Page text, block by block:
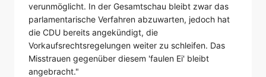
verunmöglicht. In der Gesamtschau bleibt zwar das
parlamentarische Verfahren abzuwarten, jedoch hat
die CDU bereits angekündigt, die
Vorkaufsrechtsregelungen weiter zu schleifen. Das
Misstrauen gegenüber diesem 'faulen Ei' bleibt
angebracht."